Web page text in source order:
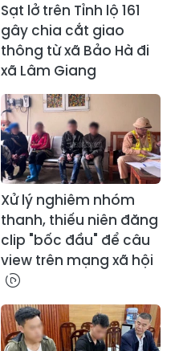
Sạt lở trên Tỉnh lộ 161
gây chia cắt giao
thông từ xã Bảo Hà đi
xã Lâm Giang
Xử lý nghiêm nhóm
thanh, thiếu niên đăng
clip "bốc đầu" để câu
view trên mạng xã hội